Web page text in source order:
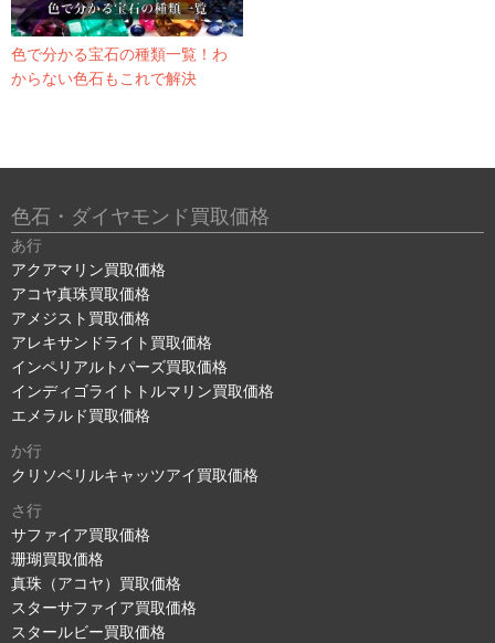
色で分かる宝石の種類一覧！わ
からない色石もこれで解決
色石・ダイヤモンド買取価格
あ行
アクアマリン買取価格
アコヤ真珠買取価格
アメジスト買取価格
アレキサンドライト買取価格
インペリアルトパーズ買取価格
インディゴライトトルマリン買取価格
エメラルド買取価格
か行
クリソベリルキャッツアイ買取価格
さ行
サファイア買取価格
珊瑚買取価格
真珠（アコヤ）買取価格
スターサファイア買取価格
スタールビー買取価格